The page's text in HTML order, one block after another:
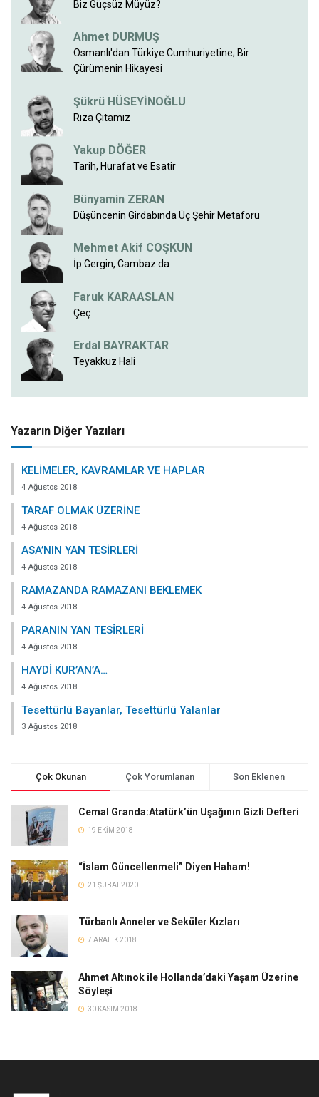
Biz Güçsüz Müyüz?
Ahmet DURMUŞ
Osmanlı'dan Türkiye Cumhuriyetine; Bir
Çürümenin Hikayesi
Şükrü HÜSEYİNOĞLU
Rıza Çıtamız
Yakup DÖĞER
Tarih, Hurafat ve Esatir
Bünyamin ZERAN
Düşüncenin Girdabında Üç Şehir Metaforu
Mehmet Akif COŞKUN
İp Gergin, Cambaz da
Faruk KARAASLAN
Çeç
Erdal BAYRAKTAR
Teyakkuz Hali
Yazarın Diğer Yazıları
KELİMELER, KAVRAMLAR VE HAPLAR
4 Ağustos 2018
TARAF OLMAK ÜZERİNE
4 Ağustos 2018
ASA’NIN YAN TESİRLERİ
4 Ağustos 2018
RAMAZANDA RAMAZANI BEKLEMEK
4 Ağustos 2018
PARANIN YAN TESİRLERİ
4 Ağustos 2018
HAYDİ KUR’AN’A…
4 Ağustos 2018
Tesettürlü Bayanlar, Tesettürlü Yalanlar
3 Ağustos 2018
Çok Okunan Çok Yorumlanan Son Eklenen
Cemal Granda:Atatürk’ün Uşağının Gizli Defteri
19 EKIM 2018
“İslam Güncellenmeli” Diyen Haham!
21 ŞUBAT 2020
Türbanlı Anneler ve Seküler Kızları
7 ARALIK 2018
Ahmet Altınok ile Hollanda’daki Yaşam Üzerine
Söyleşi
30 KASIM 2018